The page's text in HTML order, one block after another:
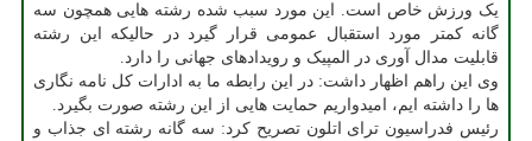
یک ورزش خاص است. این مورد سبب شده رشته هایی همچون سه
گانه کمتر مورد استقبال عمومی قرار گیرد در حالیکه این رشته
قابلیت مدال آوری در المپیک و رویدادهای جهانی را دارد.
وی این راهم اظهار داشت: در این رابطه ما به ادارات کل نامه نگاری
ها را داشته ایم، امیدواریم حمایت هایی از این رشته صورت بگیرد.
رئیس فدراسیون ترای اتلون تصریح کرد: سه گانه رشته ای جذاب و